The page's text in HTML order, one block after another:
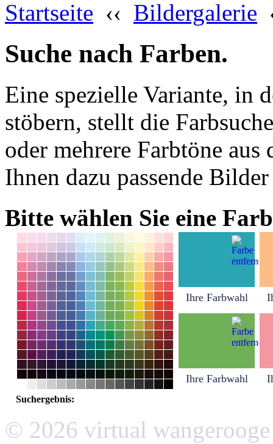
Startseite ‹‹ Bildergalerie
Suche nach Farben.
Eine spezielle Variante, in
stöbern, stellt die
oder mehrere Farbtöne
Ihnen dazu passende
Bitte wählen Sie eine
Ihre Farbwahl
Ihre Farbwahl
Suchergebnis:
© 2026 virtual wangerooge